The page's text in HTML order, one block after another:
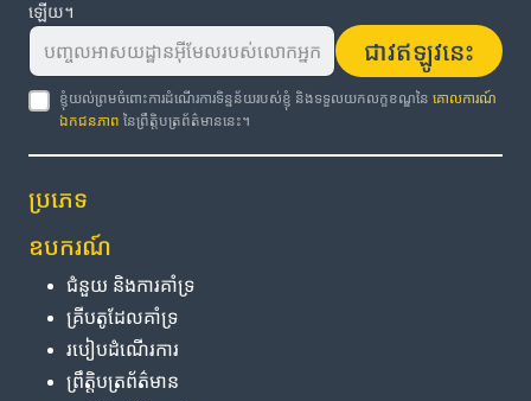
ឡើយ។
ជាវឥឡូវនេះ
ខ្ញុំយល់ព្រមចំពោះការដំណើរការទិន្នន័យរបស់ខ្ញុំ និងទទួលយកលក្ខខណ្ឌនៃគោលការណ៍
ឯកជនភាព នៃព្រឹត្តិបត្រព័ត៌មាននេះ។
ប្រភេទ
ឧបករណ៍
ជំនួយ និង​ការ​គាំទ្រ
គ្រីបតូ​ដែល​គាំទ្រ
របៀប​ដំណើរការ
ព្រឹត្តិបត្រ​ព័ត៌មាន